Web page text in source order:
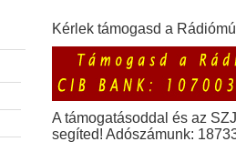
Kérlek támogasd a
A támogatásoddal és az
segíted! Adószámunk: